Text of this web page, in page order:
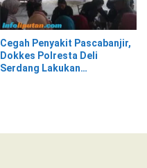
Cegah Penyakit Pascabanjir,
Dokkes Polresta Deli
Serdang Lakukan